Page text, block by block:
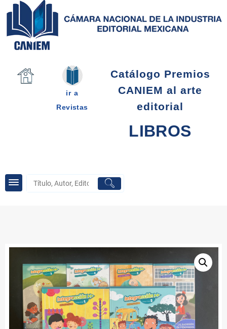
Saltar
contenido
ir a
Revistas
Catálogo Premios
CANIEM al arte
editorial
LIBROS